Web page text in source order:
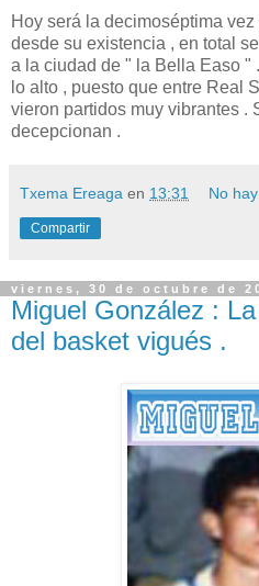
Hoy será la decimoséptima
desde su existencia , en total
a la ciudad de " la Bella Easo "
lo alto , puesto que entre Real
vieron partidos muy vibrantes .
decepcionan .
Txema Ereaga en 13:31 No
Compartir
viernes, 30 de octubre de
Miguel González :
del basket vigués .